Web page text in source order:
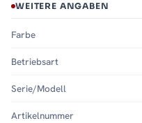
WEITERE ANGABEN
Farbe
Betriebsart
Serie/Modell
Artikelnummer